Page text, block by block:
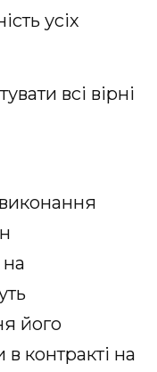
усіх
всі вірні
на
його
в контракті на